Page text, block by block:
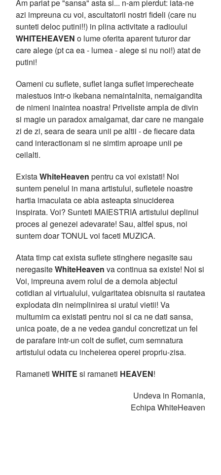
Am pariat pe "sansa" asta si... n-am pierdut: iata-ne
azi impreuna cu voi, ascultatorii nostri fideli (care nu
sunteti deloc putini!!) in plina activitate a radioului
WHITEHEAVEN o lume oferita aparent tuturor dar
care alege (pt ca ea - lumea - alege si nu noi!) atat de
putini!
Oameni cu suflete, suflet langa suflet imperecheate
maiestuos intr-o ikebana nemaintalnita, nemaigandita
de nimeni inaintea noastra! Priveliste ampla de divin
si magie un paradox amalgamat, dar care ne mangaie
zi de zi, seara de seara unii pe altii - de fiecare data
cand interactionam si ne simtim aproape unii pe
ceilalti.
ExistaWhiteHeaven pentru ca voi existati! Noi
suntem penelul in mana artistului, sufletele noastre
hartia imaculata ce abia asteapta sinuciderea
inspirata. Voi? Sunteti MAIESTRIA artistului deplinul
proces al genezei adevarate! Sau, altfel spus, noi
suntem doar TONUL voi faceti MUZICA.
Atata timp cat exista suflete stinghere negasite sau
neregasiteWhiteHeaven va continua sa existe! Noi si
Voi, impreuna avem rolul de a demola abjectul
cotidian al virtualului, vulgaritatea obisnuita si rautatea
explodata din neimplinirea si uratul vietii! Va
multumim ca existati pentru noi si ca ne dati sansa,
unica poate, de a ne vedea gandul concretizat un fel
de parafare intr-un colt de suflet, cum semnatura
artistului odata cu incheierea operei propriu-zisa.
Ramaneti WHITE si ramaneti HEAVEN!
Undeva in Romania,
Echipa WhiteHeaven